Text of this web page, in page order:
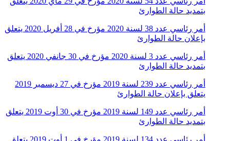
بتمديد حالة الطوارئ
أمر رئاسي عدد 38 لسنة 2020 مؤرخ في 28 أفريل 2020 يتعلق
بإعلان حالة الطوارئ
أمر رئاسي عدد 3 لسنة 2020 مؤرخ في 30 جانفي 2020 يتعلق
بتمديد حالة الطوارئ
أمر رئاسي عدد 239 لسنة 2019 مؤرخ في 27 ديسمبر 2019
يتعلق بإعلان حالة الطوارئ
أمر رئاسي عدد 149 لسنة 2019 مؤرخ في 30 أوت 2019 يتعلق
بتمديد حالة الطوارئ